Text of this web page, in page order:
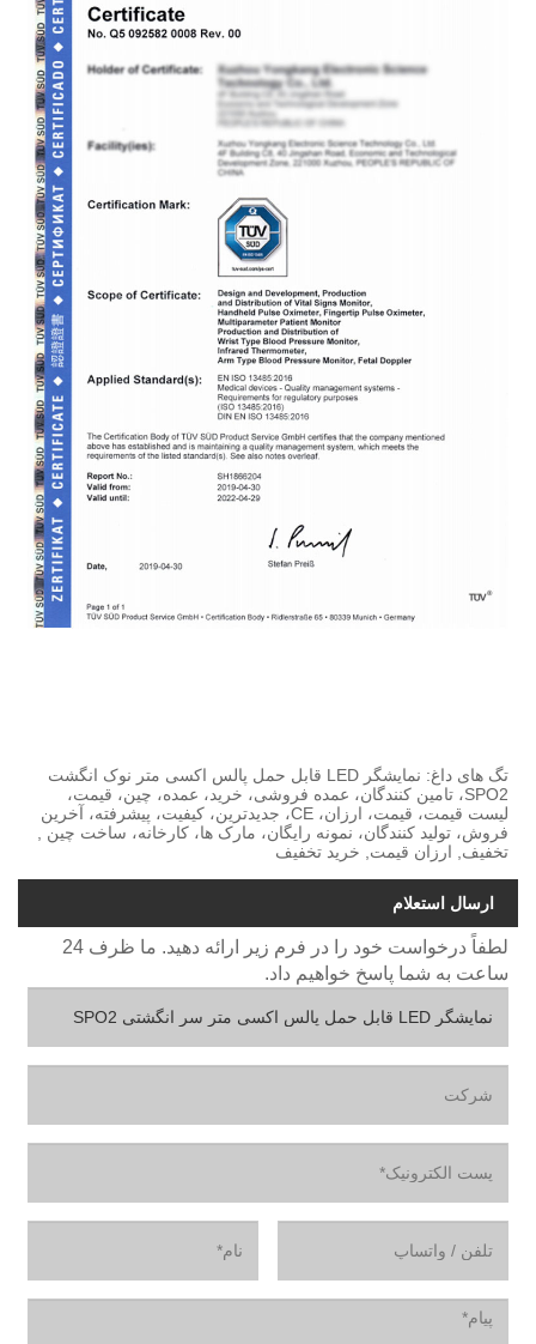
تگ های داغ: نمایشگر LED قابل حمل پالس اکسی متر نوک انگشت
SPO2، تامین کنندگان، عمده فروشی، خرید، عمده، چین، قیمت،
لیست قیمت، قیمت، ارزان، CE، جدیدترین، کیفیت، پیشرفته، آخرین
فروش، تولید کنندگان، نمونه رایگان، مارک ها، کارخانه، ساخت چین ,
تخفیف, ارزان قیمت, خرید تخفیف
ارسال استعلام
لطفاً درخواست خود را در فرم زیر ارائه دهید. ما ظرف 24
ساعت به شما پاسخ خواهیم داد.